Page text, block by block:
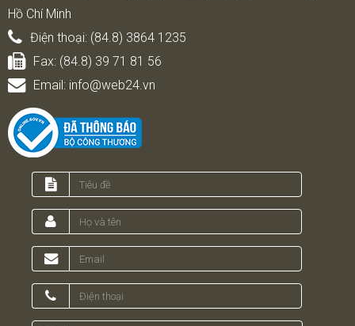
Hồ Chí Minh
Điện thoại: (84.8) 3864 1235
Fax: (84.8) 39 71 81 56
Email: info@web24.vn